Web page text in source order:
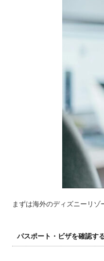
まずは海外のディズニーリゾ
パスポート・ビザを確認す